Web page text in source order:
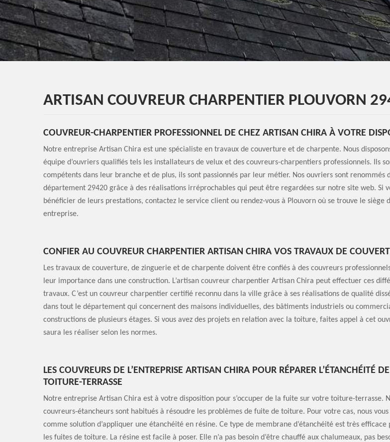
ARTISAN COUVREUR CHARPENTIER PLOUVORN
COUVREUR-CHARPENTIER PROFESSIONNEL DE CHEZ ARTISAN CHIRA À VOTRE
Notre entreprise Artisan Chira est une spécialiste en travaux de couverture et de charpente. Nous
équipe d’ouvriers qualifiés tels les installateurs de velux et des couvreurs-charpentiers professionnels. Ils
compétents dans leur branche et de plus, ils sont passionnés par leur métier. Nos ouvriers sont renommés
département 29420 grâce à des réalisations irréprochables qui peut être regardées sur notre site web. Si
bénéficier de leurs prestations, contactez le service client ou rendez-vous à Plouvorn où se trouve le siège
entreprise.
CONFIER AU COUVREUR CHARPENTIER ARTISAN CHIRA VOS TRAVAUX DE
Les travaux de couverture, de zinguerie et de charpente doivent être confiés à des couvreurs
leur importance dans une construction. L’artisan couvreur charpentier Artisan Chira peut effectuer ces
travaux. C’est un couvreur charpentier certifié reconnu dans la ville grâce à ses réalisations de qualité
dans tout le département qui concernent des maisons individuelles, des bâtiments industriels ou
constructions de plusieurs étages. Si vous avez des projets en relation avec la toiture, faites appel à cet
saura les réaliser selon les normes.
LES COUVREURS DE L’ENTREPRISE ARTISAN CHIRA POUR RÉPARER L’ÉTANCHÉITÉ
TOITURE-TERRASSE
Notre entreprise Artisan Chira est à votre disposition pour s’occuper de la fuite sur votre toiture-terrasse.
couvreurs-étancheurs sont habitués à résoudre les problèmes de fuite de toiture. Pour votre cas, nous vous
comme solution d’appliquer une étanchéité en résine. Ce type de membrane d’étanchéité est très
les fuites de toiture. La résine est facile à poser. Elle n’a pas besoin d’être chauffé aux chalumeaux, pas